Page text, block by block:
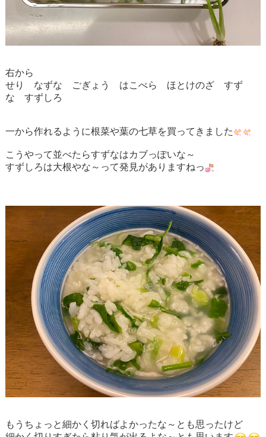
右から
せり なずな ごぎょう はこべら ほとけのざ すず
な すずしろ
一から作れるように根菜や葉の七草を買ってきました
こうやって並べたらすずなはカブっぽいな～
すずしろは大根やな～って発見がありますねっ
もうちょっと細かく切ればよかったな～とも思ったけど